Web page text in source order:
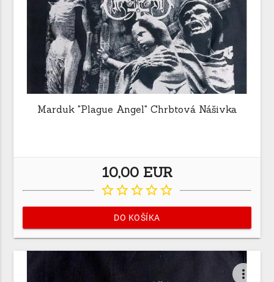
Marduk "Plague Angel" Chrbtová Nášivka
10,00 EUR
star_borderstar_borderstar_borderstar_borderstar_border
DO KOŠÍKA
more_vert